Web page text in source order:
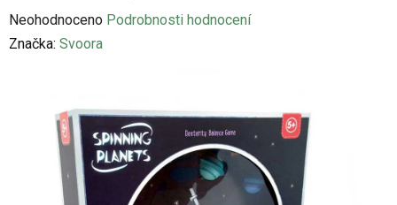
Průměrné
hodnocení
hvězdiček.
Neohodnoceno Podrobnosti hodnocení
Značka: Svoora